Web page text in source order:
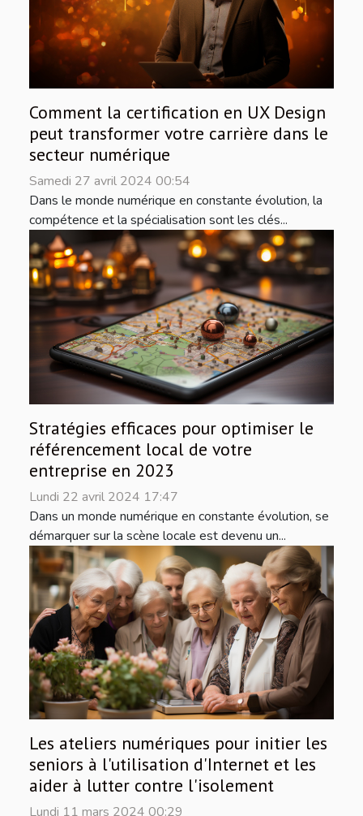
Comment la certification en UX Design
peut transformer votre carrière dans le
secteur numérique
Samedi 27 avril 2024 00:54
Dans le monde numérique en constante évolution, la
compétence et la spécialisation sont les clés...
Stratégies efficaces pour optimiser le
référencement local de votre
entreprise en 2023
Lundi 22 avril 2024 17:47
Dans un monde numérique en constante évolution, se
démarquer sur la scène locale est devenu un...
Les ateliers numériques pour initier les
seniors à l'utilisation d'Internet et les
aider à lutter contre l'isolement
Lundi 11 mars 2024 00:29